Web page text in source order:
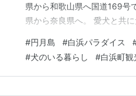
県から和歌山県へ国道169号
県から奈良県へ。 愛犬と共
光した後を紹介します。 愛
を探し、愛犬連れで入れる白
#円月島 #白浜パラダイス
#犬のいる暮らし #白浜町観